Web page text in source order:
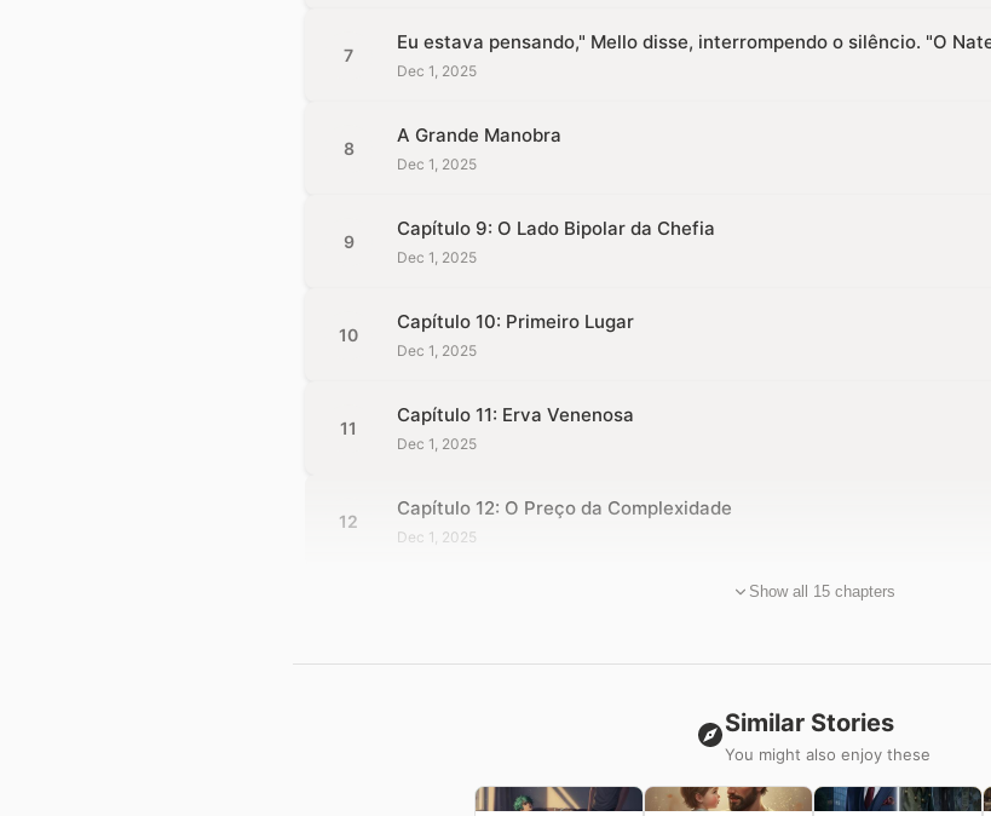
7
Eu estava pensando," Mello disse, interrompendo o silêncio. "O
Dec 1, 2025
8
A Grande Manobra
Dec 1, 2025
9
Capítulo 9: O Lado Bipolar da Chefia
Dec 1, 2025
10
Capítulo 10: Primeiro Lugar
Dec 1, 2025
11
Capítulo 11: Erva Venenosa
Dec 1, 2025
12
Capítulo 12: O Preço da Complexidade
Dec 1, 2025
Show all 15 chapters
Similar Stories
You might also enjoy these